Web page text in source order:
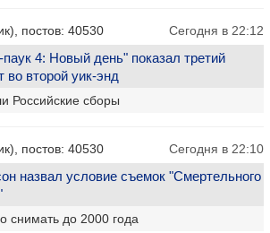
постов: 40530 Сегодня в 22:12
4: Новый день" показал третий
во второй уик-энд
Российские сборы
постов: 40530 Сегодня в 22:10
назвал условие съемок "Смертельного
снимать до 2000 года